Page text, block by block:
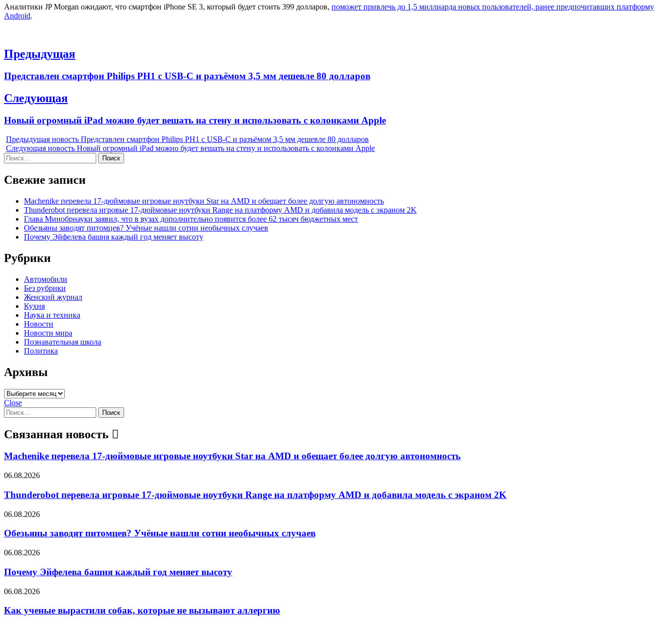
Аналитики JP Morgan ожидают, что смартфон iPhone SE 3, который будет стоить 399 долларов, поможет привлечь до 1,5 миллиарда новых пользователей, ранее предпочитавших платформу
Android.
Навигация
записям
Предыдущая
Previous
post:
Представлен смартфон Philips PH1 с USB-C и разъёмом 3,5 мм дешевле 80 долларов
Следующая
Next
Новый огромный iPad можно будет вешать на стену и использовать с колонками Apple
Предыдущая новость Представлен смартфон Philips PH1 с USB-C и разъёмом 3,5 мм дешевле 80 долларов
Следующая новость Новый огромный iPad можно будет вешать на стену и использовать с колонками Apple
Найти:
Свежие записи
Machenike перевела 17-дюймовые игровые ноутбуки Star на AMD и обещает более долгую автономность
Thunderobot перевела игровые 17-дюймовые ноутбуки Range на платформу AMD и добавила модель с экраном 2K
Глава Минобрнауки заявил, что в вузах дополнительно появится более 62 тысяч бюджетных мест
Обезьяны заводят питомцев? Учёные нашли сотни необычных случаев
Почему Эйфелева башня каждый год меняет высоту
Рубрики
Автомобили
Без рубрики
Женский журнал
Кухня
Наука и техника
Новости
Новости мира
Познавательная школа
Политика
Архивы
Архивы
Close
Найти:
Связанная новость
Machenike перевела 17-дюймовые игровые ноутбуки Star на AMD и обещает более долгую автономность
06.08.2026
Thunderobot перевела игровые 17-дюймовые ноутбуки Range на платформу AMD и добавила модель с экраном 2K
06.08.2026
Обезьяны заводят питомцев? Учёные нашли сотни необычных случаев
06.08.2026
Почему Эйфелева башня каждый год меняет высоту
06.08.2026
Как ученые вырастили собак, которые не вызывают аллергию